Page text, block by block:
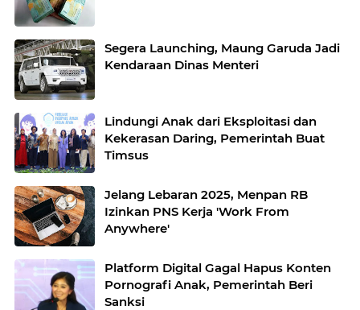
Segera Launching, Maung Garuda Jadi
Kendaraan Dinas Menteri
Lindungi Anak dari Eksploitasi dan
Kekerasan Daring, Pemerintah Buat
Timsus
Jelang Lebaran 2025, Menpan RB
Izinkan PNS Kerja 'Work From
Anywhere'
Platform Digital Gagal Hapus Konten
Pornografi Anak, Pemerintah Beri
Sanksi